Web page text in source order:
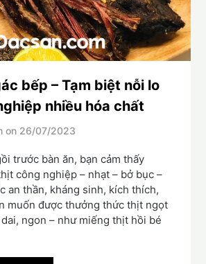
bếp – Tạm biệt nỗi lo
nhiều hóa chất
on 26/07/2023
trước bàn ăn, bạn cảm thấy
công nghiệp – nhạt – bở bục –
an thần, kháng sinh, kích thích,
muốn được thưởng thức thịt ngọt
ngon – như miếng thịt hồi bé